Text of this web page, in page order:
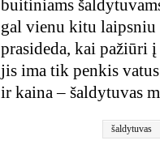
buitiniams
gal vienu kitu laipsniu
prasideda, kai pažiūri
jis ima tik penkis
ir kaina – šaldytuvas
šaldytuvas